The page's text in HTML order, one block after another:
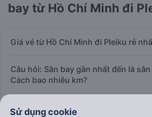
bay từ Hồ Chí Minh đi
Giá vé từ Hồ Chí Minh đi Pleiku rẻ
Câu hỏi: Sân bay gần nhất đến là
Cách bao nhiêu km?
Trả lời:
Sử dụng cookie